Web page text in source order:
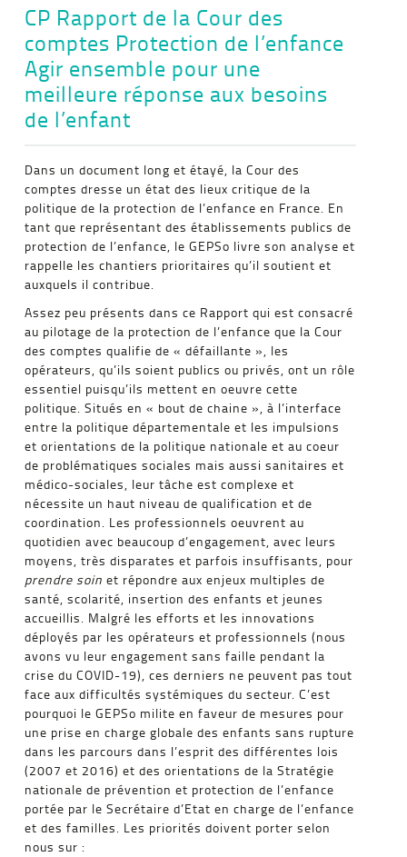
CP Rapport de la Cour des
comptes Protection de l’enfance
Agir ensemble pour une
meilleure réponse aux besoins
de l’enfant
Dans un document long et étayé, la Cour des
comptes dresse un état des lieux critique de la
politique de la protection de l’enfance en France. En
tant que représentant des établissements publics de
protection de l’enfance, le GEPSo livre son analyse et
rappelle les chantiers prioritaires qu’il soutient et
auxquels il contribue.
Assez peu présents dans ce Rapport qui est consacré
au pilotage de la protection de l’enfance que la Cour
des comptes qualifie de « défaillante », les
opérateurs, qu’ils soient publics ou privés, ont un rôle
essentiel puisqu’ils mettent en oeuvre cette
politique. Situés en « bout de chaine », à l’interface
entre la politique départementale et les impulsions
et orientations de la politique nationale et au coeur
de problématiques sociales mais aussi sanitaires et
médico-sociales, leur tâche est complexe et
nécessite un haut niveau de qualification et de
coordination. Les professionnels oeuvrent au
quotidien avec beaucoup d’engagement, avec leurs
moyens, très disparates et parfois insuffisants, pour
prendre soinet répondre aux enjeux multiples de
santé, scolarité, insertion des enfants et jeunes
accueillis. Malgré les efforts et les innovations
déployés par les opérateurs et professionnels (nous
avons vu leur engagement sans faille pendant la
crise du COVID-19), ces derniers ne peuvent pas tout
face aux difficultés systémiques du secteur. C’est
pourquoi le GEPSo milite en faveur de mesures pour
une prise en charge globale des enfants sans rupture
dans les parcours dans l’esprit des différentes lois
(2007 et 2016) et des orientations de la Stratégie
nationale de prévention et protection de l’enfance
portée par le Secrétaire d’Etat en charge de l’enfance
et des familles. Les priorités doivent porter selon
nous sur :